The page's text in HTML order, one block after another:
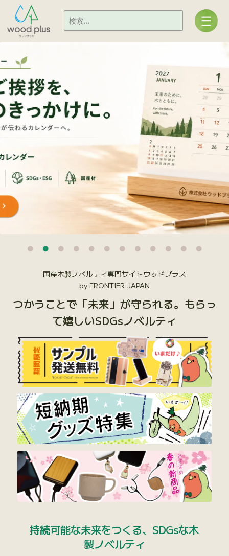
国産木製ノベルティ専門サイトウッドプラス
by FRONTIER JAPAN
つかうことで「未来」が守られる。もらっ
て嬉しいSDGsノベルティ
持続可能な未来をつくる、SDGsな木
製ノベルティ